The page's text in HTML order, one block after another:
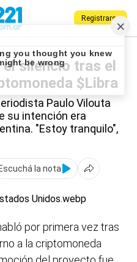
Registrarse
Milei
silencio tras el
$Libra
Paulo Vilouta
su intención era
"Estoy tranquilo",
Escuchá la nota
por primera vez tras
a la criptomoneda